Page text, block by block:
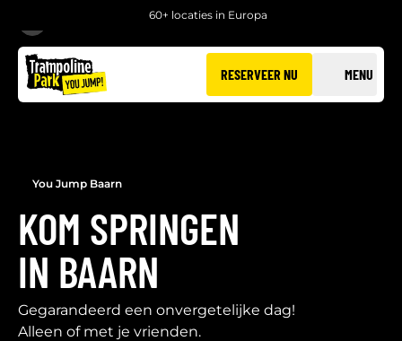
60+ locaties in Europa
RESERVEER NU MENU
You Jump Baarn
KOM SPRINGEN
IN BAARN
Gegarandeerd een onvergetelijke dag!
Alleen of met je vrienden.